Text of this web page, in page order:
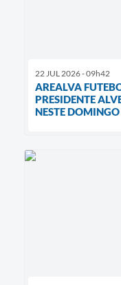
22 JUL 2026 - 09h42
AREALVA
PRESIDENTE
NESTE DOMINGO